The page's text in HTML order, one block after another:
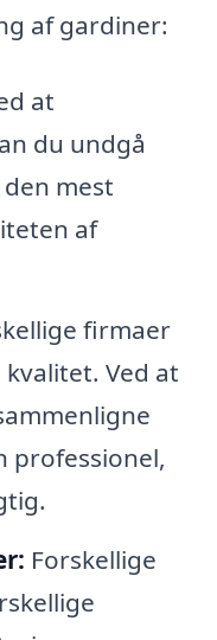
af gardiner:
at
du undgå
mest
af
firmaer
Ved at
professionel,
Forskellige